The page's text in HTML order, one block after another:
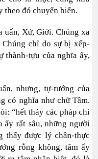
theo đó chuyển biến.
uẩn, Xứ, Giới. Chúng xa
chỉ do sự bị xếp-
thành-tựu của nghĩa ấy,
nhưng, tự-tướng của
có nghĩa như chữ Tâm.
“hết thảy các pháp chỉ
ấy rất sâu, những người
thấy được lý chân-thực
rỗng không, tâm ấy